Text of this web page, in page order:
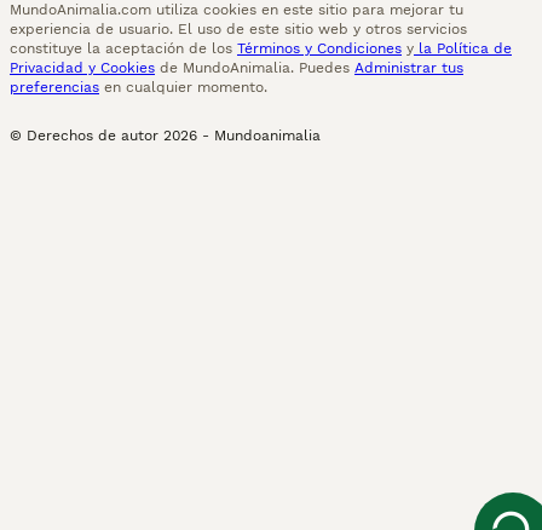
MundoAnimalia.com utiliza cookies en este sitio para mejorar tu
experiencia de usuario. El uso de este sitio web y otros servicios
constituye la aceptación de los Términos y Condiciones y la Política de
Privacidad y Cookies de MundoAnimalia. Puedes Administrar tus
preferencias en cualquier momento.
© Derechos de autor 2026 - Mundoanimalia